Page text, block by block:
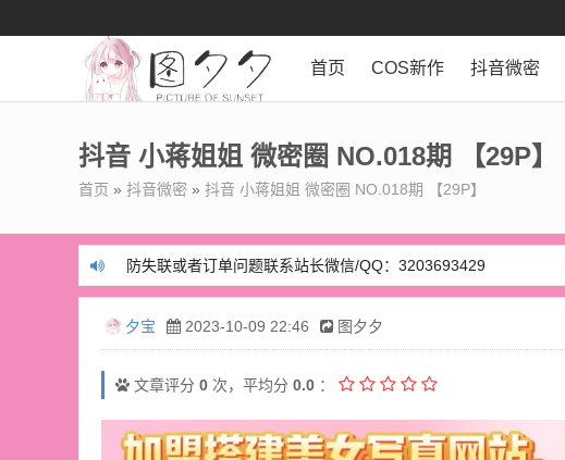
首页 COS新作 抖音微密
抖音 小蒋姐姐 微密圈 NO.018期 【29P】
首页 » 抖音微密 » 抖音 小蒋姐姐 微密圈 NO.018期 【29P】
防失联或者订单问题联系站长微信/QQ：3203693429
防失联或者订单问题联系站长微信/QQ：3203693429
夕宝 2023-10-09 22:46 图夕夕
文章评分 0 次，平均分 0.0 ：